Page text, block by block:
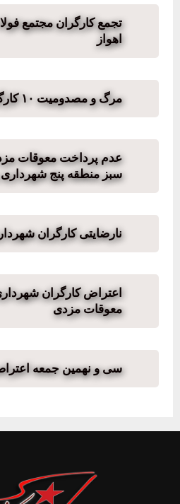
تجمع کارگران مجتمع
اهواز
مرگ و مصدومیت ۱۰ کارگر در شهرهای مختلف
عدم پرداخت معوقات
سبز منطقه پنج شهرداری
نارضایتی کارگران
اعتراض کارگران
معوقات مزدی
سی و نهمین جمعه